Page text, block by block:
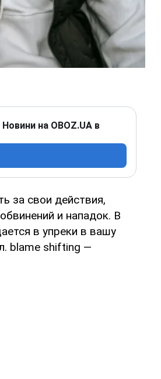
на OBOZ.UA в
за свои действия,
и нападок. В
в упреки в вашу
blame shifting —